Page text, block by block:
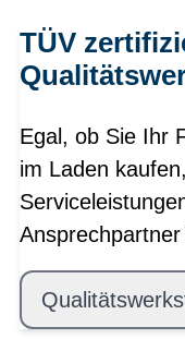
TÜV
Egal, ob Sie Ihr
im Laden